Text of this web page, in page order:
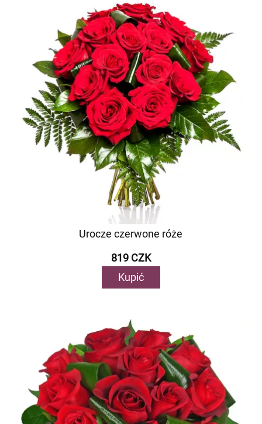
Urocze czerwone róże
819 CZK
Kupić